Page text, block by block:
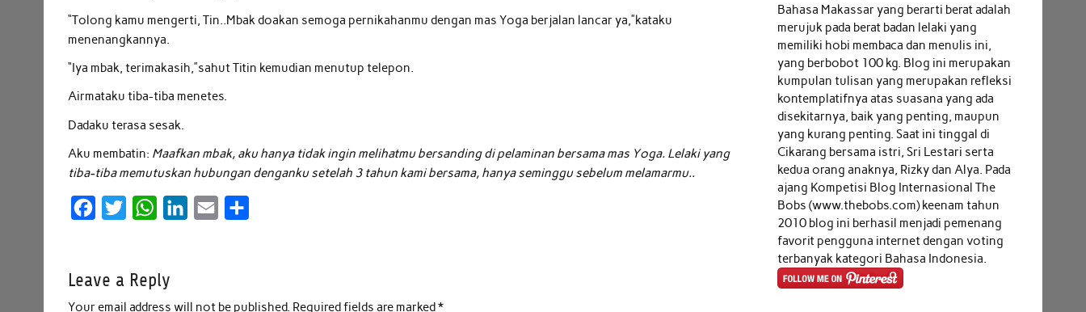
“Tolong kamu mengerti, Tin..Mbak doakan semoga pernikahanmu dengan mas Yoga berjalan lancar ya,”kataku
menenangkannya.
“Iya mbak, terimakasih,”sahut Titin kemudian menutup telepon.
Airmataku tiba-tiba menetes.
Dadaku terasa sesak.
Aku membatin: Maafkan mbak, aku hanya tidak ingin melihatmu bersanding di pelaminan bersama mas Yoga. Lelaki yang
tiba-tiba memutuskan hubungan denganku setelah 3 tahun kami bersama, hanya seminggu sebelum melamarmu..
e
b
t
W
s
e
l
e
Leave a Reply
Your email address will not be published. Required fields are marked*
Bahasa Makassar yang berarti berat adalah
merujuk pada berat badan lelaki yang
memiliki hobi membaca dan menulis ini,
yang berbobot 100 kg. Blog ini merupakan
kumpulan tulisan yang merupakan refleksi
kontemplatifnya atas suasana yang ada
disekitarnya, baik yang penting, maupun
yang kurang penting. Saat ini tinggal di
Cikarang bersama istri, Sri Lestari serta
kedua orang anaknya, Rizky dan Alya. Pada
ajang Kompetisi Blog Internasional The
Bobs (www.thebobs.com) keenam tahun
2010 blog ini berhasil menjadi pemenang
favorit pengguna internet dengan voting
terbanyak kategori Bahasa Indonesia.